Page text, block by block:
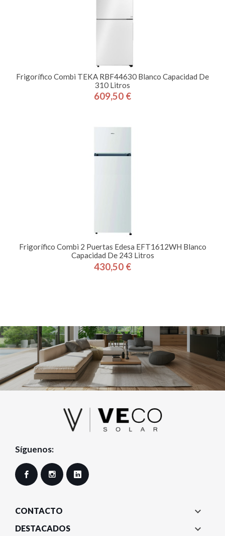
Frigorífico Combi TEKA RBF44630 Blanco Capacidad De
310 Litros
Precio
609,50 €
Frigorífico Combi 2 Puertas Edesa EFT1612WH Blanco
Capacidad De 243 Litros
Precio
430,50 €
Síguenos:
Facebook Instagram
CONTACTO 
DESTACADOS 